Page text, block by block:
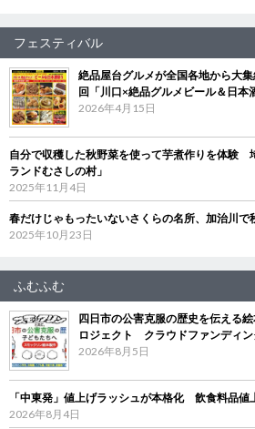
フェスティバル
絶品屋台グルメが全国各地から大
回「川口×絶品グルメビール＆日本
2026年4月15日
自分で収穫した秋野菜を使って芋煮作りを体験
ランドむさしの村」
2025年11月4日
春だけじゃもったいないさくらの名所、加治川で
2025年10月23日
ふむふむ
四日市の公害克服の歴史を伝える
ロジェクト クラウドファンディ
2026年8月5日
「中東発」値上げラッシュが本格化 飲食料品値
2026年8月4日